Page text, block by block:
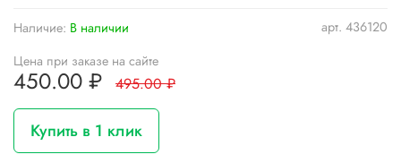
арт. 436120
Наличие: В наличии
Цена при заказе на сайте
450.00 ₽ 495.00 ₽
Купить в 1 клик